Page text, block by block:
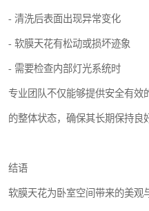
- 清洗后表面出现异常变化
- 软膜天花有松动或损坏迹象
- 需要检查内部灯光系统时
专业团队不仅能够提供安全有效
的整体状态，确保其长期保持良
结语
软膜天花为卧室空间带来的美观